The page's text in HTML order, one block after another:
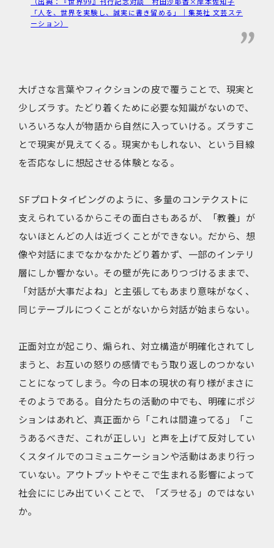
「人を、世界を実験し、誠実に書き留める」｜集英社 文芸ステ
ーション）
大げさな言葉やフィクションの皮で覆うことで、現実と
少しズラす。たどり着くために必要な知識がないので、
いろいろな人が物語から自然に入っていける。ズラすこ
とで現実が見えてくる。現実かもしれない、という目線
を否応なしに想起させる体験となる。
SFプロトタイピングのように、多量のコンテクストに
支えられているからこその面白さもあるが、「教養」が
ないほとんどの人は近づくことができない。だから、想
像や対話にまでなかなかたどり着かず、一部のインテリ
層にしか響かない。その壁が先にありつづけるままで、
「対話が大事だよね」と主張してもあまり意味がなく、
同じテーブルにつくことがないから対話が始まらない。
正面対立が起こり、煽られ、対立構造が明確化されてし
まうと、お互いの怒りの感情でもう取り返しのつかない
ことになってしまう。今の日本の現状の有り様がまさに
そのようである。自分たちの活動の中でも、明確にポジ
ションはあれど、真正面から「これは間違ってる」「こ
うあるべきだ、これが正しい」と声を上げて反対してい
くスタイルでのコミュニケーションや活動はあまり行っ
ていない。アウトプットやそこで生まれる影響によって
社会ににじみ出ていくことで、「ズラせる」のではない
か。